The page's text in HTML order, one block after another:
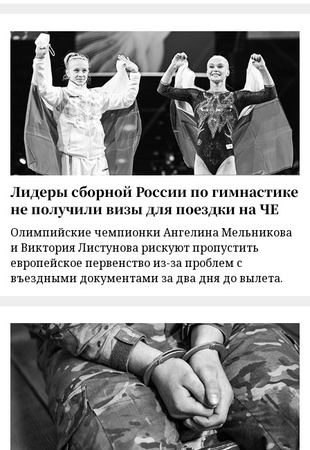
Лидеры сборной России по гимнастике
не получили визы для поездки на ЧЕ
Олимпийские чемпионки Ангелина Мельникова
и Виктория Листунова рискуют пропустить
европейское первенство из-за проблем с
въездными документами за два дня до вылета.